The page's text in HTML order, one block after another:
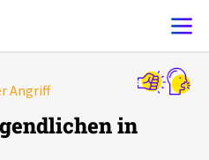
melden
Angriff
in